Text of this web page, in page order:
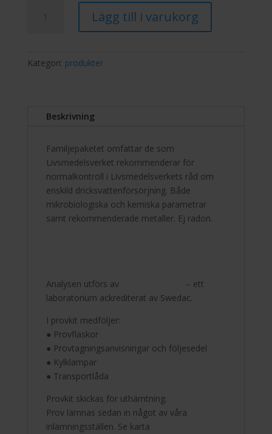
Brunn
mängd
Lägg till i varukorg
Kategori: produkter
Beskrivning
Familjepaketet omfattar de som
Livsmedelsverket rekommenderar för
normalkontroll i Livsmedelsverkets råd om
enskild dricksvattenförsörjning. Både
mikrobiologiska och kemiska parametrar
samt rekommenderade metaller. Ej radon.
Analysen utförs av
– ett
laboratorium ackrediterat av Swedac.
I provkit medföljer:
● Provflaskor
● Provtagningsanvisningar och följesedel
● Kylklampar
● Transportlåda
Provkit skickas för uthämtning.
Prov lämnas sedan in något av våra
inlämningsställen. Se karta